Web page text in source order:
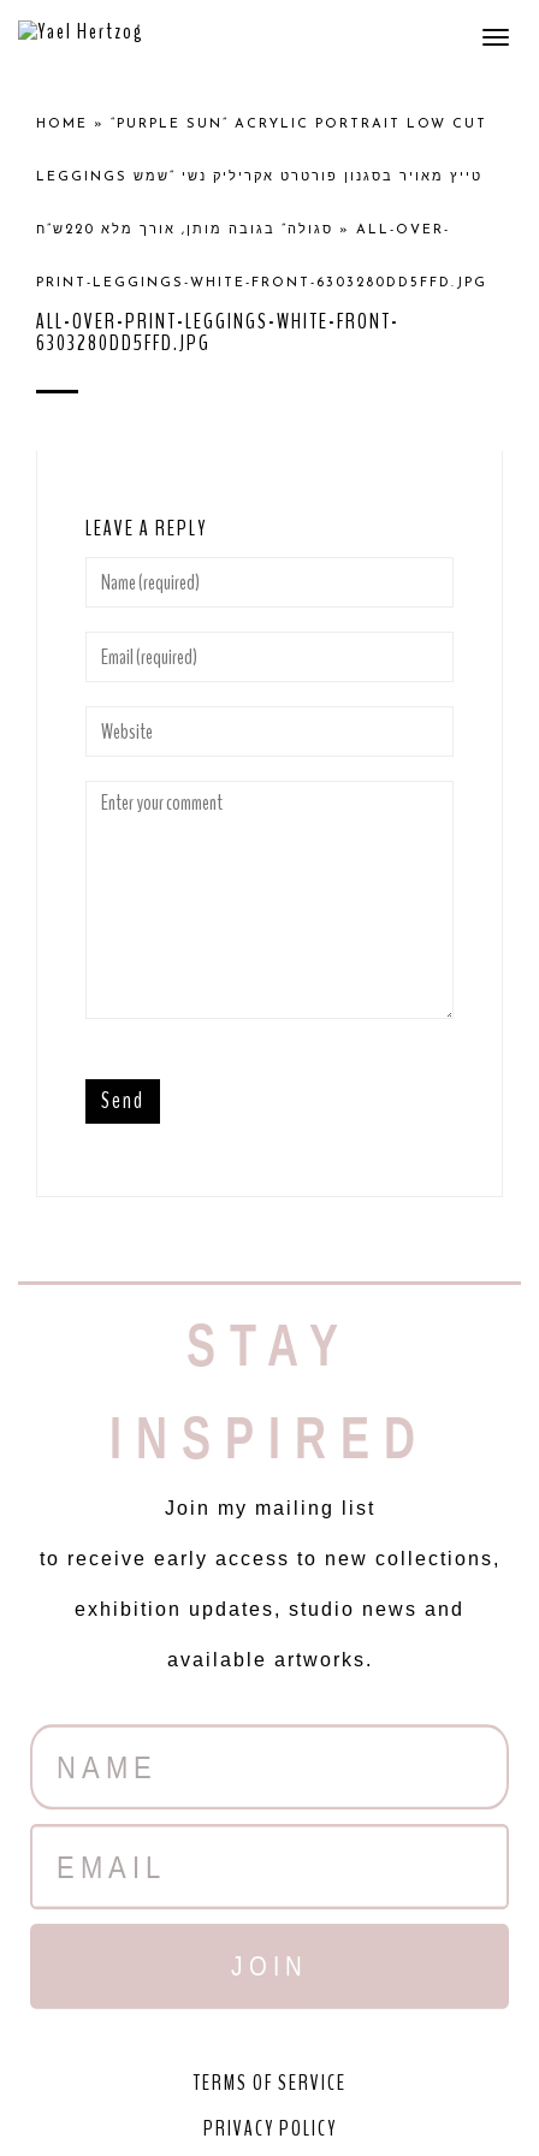
HOME » “PURPLE SUN” ACRYLIC PORTRAIT LOW CUT
LEGGINGS טייץ מאויר בסגנון פורטרט אקריליק נשי “שמש
סגולה” בגובה מותן, אורך מלא 220ש”ח » ALL-OVER-
PRINT-LEGGINGS-WHITE-FRONT-6303280DD5FFD.JPG
ALL-OVER-PRINT-LEGGINGS-WHITE-FRONT-
6303280DD5FFD.JPG
LEAVE A REPLY
STAY
INSPIRED
Join my mailing list
to receive early access to new collections,
exhibition updates, studio news and
available artworks.
JOIN
TERMS OF SERVICE
PRIVACY POLICY